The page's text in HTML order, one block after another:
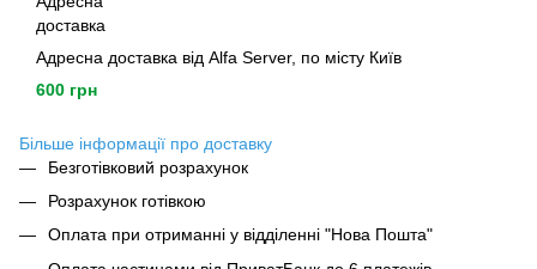
Адресна доставка від Alfa Server, по місту Київ
600 грн
Більше інформації про доставку
Безготівковий розрахунок
Розрахунок готівкою
Оплата при отриманні у відділенні "Нова Пошта"